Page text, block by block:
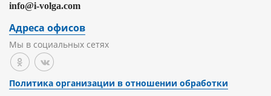
info@i-volga.com
Адреса офисов
Мы в социальных сетях
Политика организации в отношении обработки